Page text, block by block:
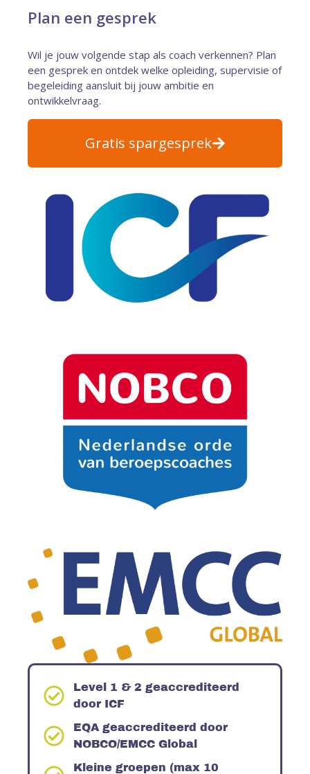
Plan een gesprek
Wil je jouw volgende stap als coach verkennen? Plan
een gesprek en ontdek welke opleiding, supervisie of
begeleiding aansluit bij jouw ambitie en
ontwikkelvraag.
Gratis spargesprek
Level 1 & 2 geaccrediteerd
door ICF
EQA geaccrediteerd door
NOBCO/EMCC Global
Kleine groepen (max 10